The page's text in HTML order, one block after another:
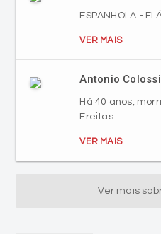
ESPANHOLA -
VER MAIS
Antonio Colossi
Há 40 anos,
Freitas
VER MAIS
Ver mais